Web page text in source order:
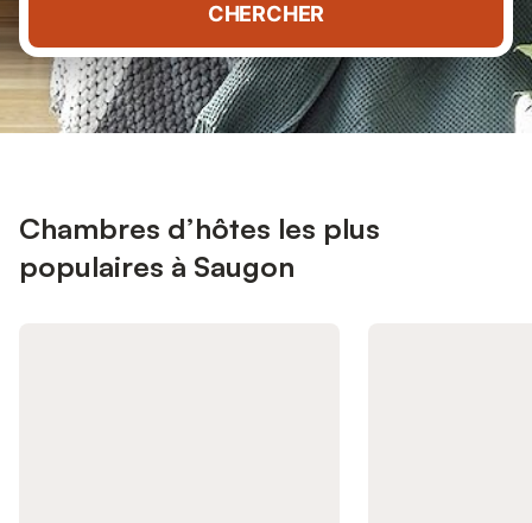
CHERCHER
Chambres d’hôtes les plus
populaires à Saugon